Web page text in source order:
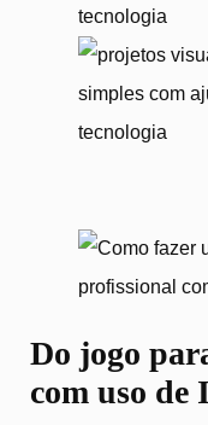
Do jogo
com uso